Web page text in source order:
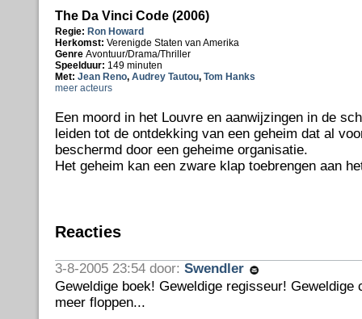
The Da Vinci Code (2006)
Regie: Ron Howard
Herkomst: Verenigde Staten van Amerika
Genre Avontuur/Drama/Thriller
Speelduur: 149 minuten
Met: Jean Reno, Audrey Tautou, Tom Hanks
meer acteurs
Een moord in het Louvre en aanwijzingen in de
leiden tot de ontdekking van een geheim dat al
beschermd door een geheime organisatie.
Het geheim kan een zware klap toebrengen aan
Reacties
3-8-2005 23:54 door: Swendler
Geweldige boek! Geweldige regisseur! Geweldige
meer floppen...